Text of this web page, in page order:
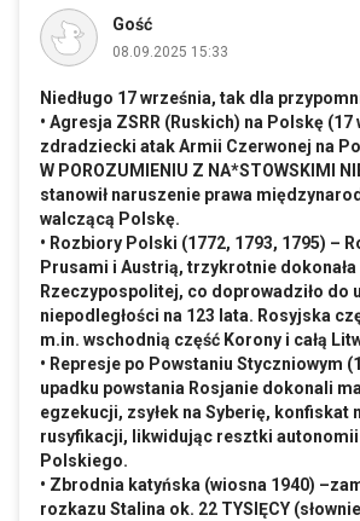
Gość
08.09.2025 15:33
Niedługo 17 września, tak dla
• Agresja ZSRR (Ruskich) na Polskę (17
zdradziecki atak Armii Czerwonej na
W POROZUMIENIU Z NA*STOWSKIMI
stanowił naruszenie prawa
walczącą Polskę.
• Rozbiory Polski (1772, 1793, 1795) –
Prusami i Austrią, trzykrotnie
Rzeczypospolitej, co doprowadziło do
niepodległości na 123 lata. Rosyjska
m.in. wschodnią część Korony i całą
• Represje po Powstaniu Styczniowym
upadku powstania Rosjanie dokonali
egzekucji, zsyłek na Syberię, konfiskat
rusyfikacji, likwidując resztki
Polskiego.
• Zbrodnia katyńska (wiosna 1940)
rozkazu Stalina ok. 22 TYSIĘCY